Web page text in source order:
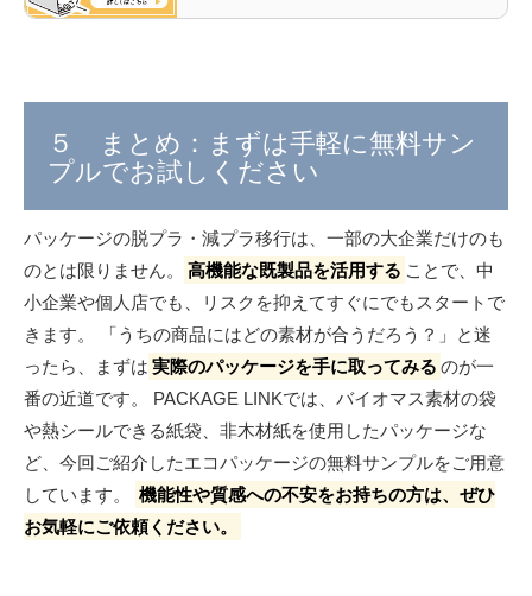
い。
５ まとめ：まずは手軽に無料サン
プルでお試しください
パッケージの脱プラ・減プラ移行は、一部の大企業だけのも
のとは限りません。
高機能な既製品を活用する ことで、中
小企業や個人店でも、リスクを抑えてすぐにでもスタートで
きます。 「うちの商品にはどの素材が合うだろう？」と迷
ったら、まずは 実際のパッケージを手に取ってみる のが一
番の近道です。 PACKAGE LINKでは、バイオマス素材の袋
や熱シールできる紙袋、非木材紙を使用したパッケージな
ど、今回ご紹介したエコパッケージの無料サンプルをご用意
しています。
機能性や質感への不安をお持ちの方は、ぜひ
お気軽にご依頼ください。